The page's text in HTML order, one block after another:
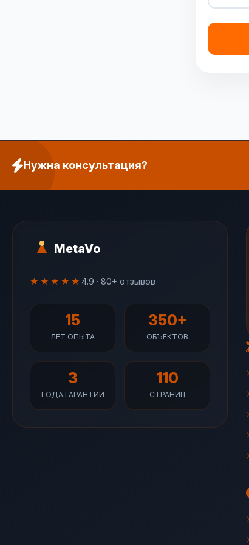
Нужна консультация?
MetaVo
★★★★★ 4.9 · 80+ отзывов
15
ЛЕТ ОПЫТА
350+
ОБЪЕКТОВ
3
ГОДА ГАРАНТИИ
110
СТРАНИЦ